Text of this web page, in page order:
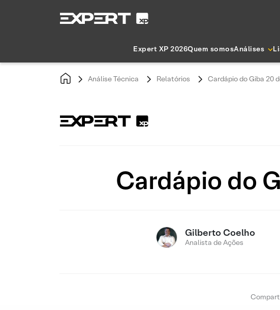
Expert XP 2026Quem somosAnálises
Análise Técnica Relatórios Cardápio do Giba 20
Cardápio do
Gilberto Coelho
Analista de Ações